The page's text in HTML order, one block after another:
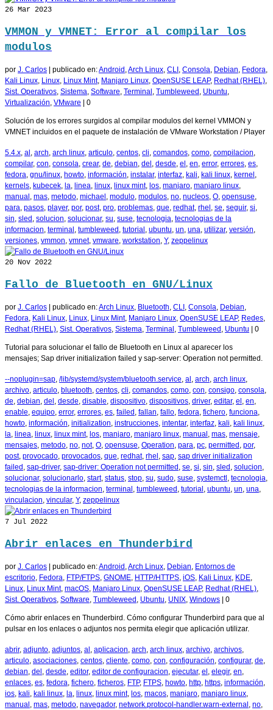
26 Mar 2023
VMMON y VMNET: Error al compilar los
modulos
por J. Carlos | publicado en:Android Arch Linux CLI Consola Debian Fedora
Kali Linux Linux Linux Mint, Manjaro Linux OpenSUSE LEAP, Redhat (RHEL)
Sist. Operativos Sistema Software Terminal Tumbleweed Ubuntu
Virtualización VMware | 0
Solución de los errores surgidos al compilar modulos del kernel VMMON y
VMNET incluidos en el paquete de instalación de VMware Workstation / Player
5.4.x al arch arch linux articulo centos cli comandos como compilacion
compilar, con consola crear, de debian del desde el en error, errores es
fedora gnu/linux howto información instalar, interfaz kali kali linux kernel
kernels kubecek la linea linux linux mint, los manjaro manjaro linux
manual mas metodo michael modulo modulos no nucleos O opensuse
para pasos player, por, post, pro problemas que redhat, rhel se seguir, si
sin sled solucion solucionar, su suse tecnologia tecnologias de la
informacion terminal tumbleweed tutorial ubuntu un una utilizar, versión
versiones vmmon vmnet, vmware workstation Y, zeppelinux
20 Nov 2022
Fallo de Bluetooth en GNU/Linux
por J. Carlos | publicado en:Arch Linux Bluetooth CLI Consola Debian
Fedora Kali Linux Linux Linux Mint, Manjaro Linux OpenSUSE LEAP, Redes
Redhat (RHEL) Sist. Operativos Sistema Terminal Tumbleweed Ubuntu | 0
Tutorial para solucionar el fallo de Bluetooth en Linux al aparecer los
mensajes; Sap driver initialization failed y sap-server: Operation not permitted.
--noplugin=sap /lib/systemd/system/bluetooth.service al arch arch linux
archivo articulo bluetooth centos cli comandos como con consigo consola
de debian del desde disable dispositivo dispositivos driver, editar, el en
enable equipo error, errores es failed fallan fallo fedora fichero funciona
howto información initialization instrucciones intentar, interfaz kali kali linux
la linea linux linux mint, los manjaro manjaro linux manual mas mensaje
mensajes metodo no not, O opensuse Operation para pc permitted por,
post, provocado provocados que redhat, rhel sap sap driver initialization
failed sap-driver, sap-driver: Operation not permitted se si sin sled solucion
solucionar, solucionarlo start, status stop su sudo suse systemctl tecnologia
tecnologias de la informacion terminal tumbleweed tutorial ubuntu un una
vinculacion vincular, Y, zeppelinux
7 Jul 2022
Abrir enlaces en Thunderbird
por J. Carlos | publicado en:Android Arch Linux Debian Entornos de
escritorio Fedora FTP/FTPS GNOME HTTP/HTTPS iOS Kali Linux KDE
Linux Linux Mint, macOS Manjaro Linux OpenSUSE LEAP, Redhat (RHEL)
Sist. Operativos Software Tumbleweed Ubuntu UNIX Windows | 0
Cómo abrir enlaces en Thunderbird. Cómo configurar Thunderbird para que al
pulsar en los enlaces o adjuntos nos permita elegir que aplicación utilizar.
abrir, adjunto adjuntos al aplicacion arch arch linux archivo archivos
articulo asociaciones centos cliente como con configuración configurar, de
debian del desde editor, editor de configuracion ejecutar, el elegir, en
enlaces es fedora fichero ficheros FTP, FTPS howto http https información
ios kali kali linux la linux linux mint, los macos manjaro manjaro linux
manual mas metodo navegador, network.protocol-handler.warn-external no